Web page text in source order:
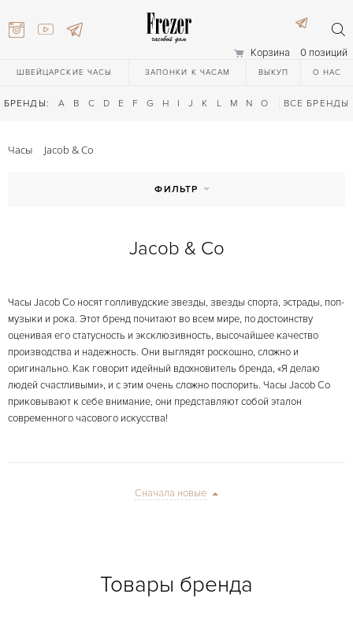
Корзина 0 позиций
ШВЕЙЦАРСКИЕ ЧАСЫ ЗАПОНКИ К ЧАСАМ ВЫКУП О НАС
БРЕНДЫ: A B C D E F G H I J K L M N O Q R S T
ВСЕ БРЕНДЫ
27-44
Часы Jacob & Co
ФИЛЬТР
Jacob & Co
Часы Jacob Co носят голливудские звезды, звезды спорта, эстрады, поп-
музыки и рока. Этот бренд почитают во всем мире, по достоинству
оценивая его статусность и эксклюзивность, высочайшее качество
производства и надежность. Они выглядят роскошно, сложно и
оригинально. Как говорит идейный вдохновитель бренда, «Я делаю
людей счастливыми», и с этим очень сложно поспорить. Часы Jacob Co
приковывают к себе внимание, они представляют собой эталон
современного часового искусства!
Сначала новые
Товары бренда